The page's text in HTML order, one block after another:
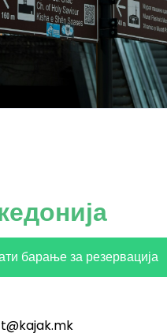
барање за резервација